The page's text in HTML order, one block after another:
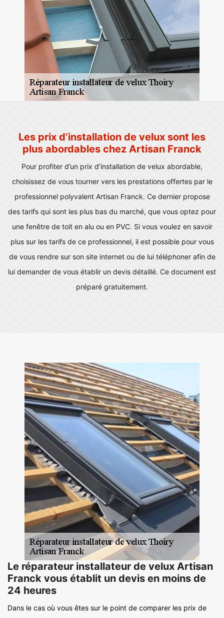
Les prix d’installation de velux sont les
plus abordables chez Artisan Franck
Pour profiter d’un prix d’installation de velux abordable,
choisissez de vous tourner vers les prestations offertes par le
professionnel polyvalent Artisan Franck. Ce dernier propose
des tarifs qui sont les plus bas du marché, que vous optez pour
une fenêtre de toit en alu ou en PVC. Si vous voulez en savoir
plus sur les tarifs de ce professionnel, il est possible pour vous
de vous rendre sur son site internet ou de lui téléphoner afin de
lui demander de vous établir un devis détaillé. Ce document est
préparé gratuitement.
Le réparateur installateur de velux Artisan
Franck vous établit un devis en moins de
24 heures
Dans le cas où vous êtes sur le point de comparer les prix de